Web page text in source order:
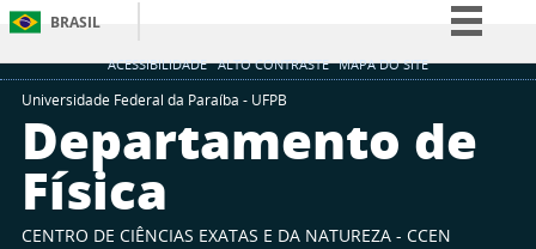
ACESSIBILIDADE ALTO CONTRASTE MAPA DO SITE
BRASIL
Simplifique!
Participe
Universidade Federal da Paraíba - UFPB
Departamento de
Física
CENTRO DE CIÊNCIAS EXATAS E DA NATUREZA - CCEN